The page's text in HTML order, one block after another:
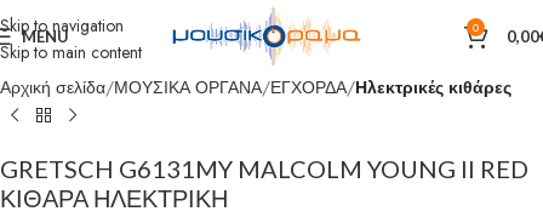
Skip to navigation
Skip to main content
MENU 0 0,00
Αρχική σελίδα ΜΟΥΣΙΚΑ ΟΡΓΑΝΑ ΕΓΧΟΡΔΑ Ηλεκτρικές κιθάρες
GRETSCH G6131MY MALCOLM YOUNG II RED
ΚΙΘΑΡΑ ΗΛΕΚΤΡΙΚΗ